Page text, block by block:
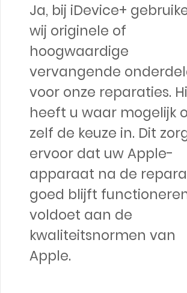
Ja, bij iDevice+
wij originele of
hoogwaardige
vervangende
voor onze reparaties.
heeft u waar mogelijk
zelf de keuze in. Dit
ervoor dat uw Apple-
apparaat na de
goed blijft
voldoet aan de
kwaliteitsnormen van
Apple.